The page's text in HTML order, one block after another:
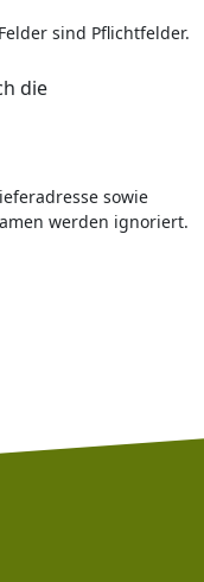
sind Pflichtfelder.
die
sowie
werden ignoriert.